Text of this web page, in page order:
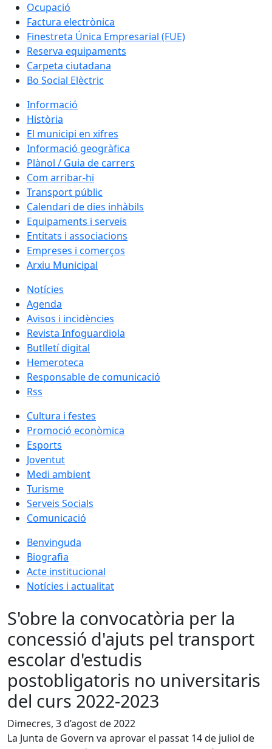
Ocupació
Factura electrònica
Finestreta Única Empresarial (FUE)
Reserva equipaments
Carpeta ciutadana
Bo Social Elèctric
Informació
Història
El municipi en xifres
Informació geogràfica
Plànol / Guia de carrers
Com arribar-hi
Transport públic
Calendari de dies inhàbils
Equipaments i serveis
Entitats i associacions
Empreses i comerços
Arxiu Municipal
Notícies
Agenda
Avisos i incidències
Revista Infoguardiola
Butlletí digital
Hemeroteca
Responsable de comunicació
Rss
Cultura i festes
Promoció econòmica
Esports
Joventut
Medi ambient
Turisme
Serveis Socials
Comunicació
Benvinguda
Biografia
Acte institucional
Notícies i actualitat
S'obre la convocatòria per la
concessió d'ajuts pel transport
escolar d'estudis
postobligatoris no universitaris
del curs 2022-2023
Dimecres, 3 d’agost de 2022
La Junta de Govern va aprovar el passat 14 de juliol de